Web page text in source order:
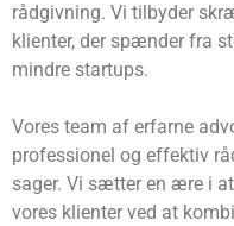
rådgivning. Vi tilbyder
klienter, der spænder fra
mindre startups.
Vores team af erfarne
professionel og effektiv
sager. Vi sætter en ære i
vores klienter ved at